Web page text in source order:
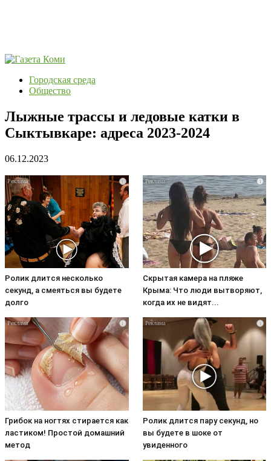
Городская среда
Общество
Лыжные трассы и ледовые катки в
Сыктывкаре: адреса 2023-2024
06.12.2023
i
Ролик длится несколько
секунд, а смеяться вы будете
долго
i
Скрытая камера на пляже
Крыма: Что люди вытворяют,
когда их не видят...
i
Грибок на ногтях стирается как
ластиком! Простой домашний
метод
i
Ролик длится пару секунд, но
вы будете в шоке от
увиденного